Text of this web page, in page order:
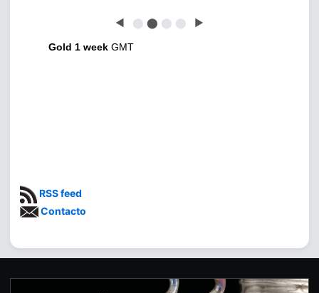
◀ ⬤ ⬤ ⬤ ⬤ ▶
Gold 1 week GMT
RSS feed
Contacto